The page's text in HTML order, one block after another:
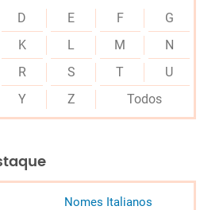
D E F
G
K L M
N
R S T
U
Y Z Todos
Nomes Italianos